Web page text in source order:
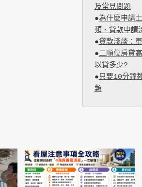
及常見問題
●為什麼申請
類、貸款申請
●貸款淺談：
●二順位房貸
以貸多少?
●只要10分鐘
類